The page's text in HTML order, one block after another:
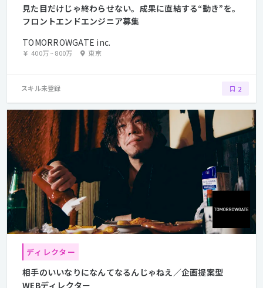
見た目だけじゃ終わらせない。成果に直結する“動き”を。
フロントエンドエンジニア募集
TOMORROWGATE inc.
400万~800万 東京
スキル未登録 2
ディレクター
相手のいいなりになんてなるんじゃねえ／企画提案型
WEBディレクター